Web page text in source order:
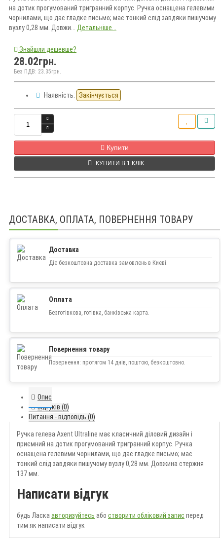
на дотик прогумований тригранний корпус. Ручка оснащена гелевими
чорнилами, що дає гладке письмо; має тонкий слід завдяки пишучому
вузлу 0,28 мм. Довжи... Детальніше...
Знайшли дешевше?
28.02грн.
Без ПДВ: 23.35грн.
Наявність: Закінчується
Купити
КУПИТИ В 1 КЛІК
ДОСТАВКА, ОПЛАТА, ПОВЕРНЕННЯ ТОВАРУ
Доставка
Діє безкоштовна доставка замовлень в Києві.
Оплата
Безготівкова, готівка, банківська карта.
Повернення товару
Повернення: протягом 14 днів, поштою, безкоштовно.
Опис
Відгуків (0)
Питання - відповідь (0)
Ручка гелева Axent Ultraline має класичний діловий дизайн і
приємний на дотик прогумований тригранний корпус. Ручка
оснащена гелевими чорнилами, що дає гладке письмо; має
тонкий слід завдяки пишучому вузлу 0,28 мм. Довжина стержня
137 мм.
Написати відгук
будь Ласка авторизуйтесь або створити обліковий запис перед
тим як написати відгук